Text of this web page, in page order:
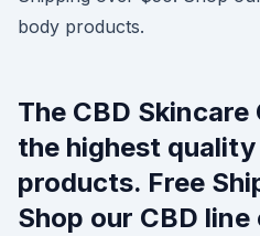
body products.
The CBD
the highest
products. Free
Shop our CBD